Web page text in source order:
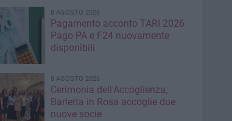
8 AGOSTO 2026
Pagamento acconto TARI 2026
Pago PA e F24 nuovamente
disponibili
8 AGOSTO 2026
Cerimonia dell'Accoglienza,
Barletta in Rosa accoglie due
nuove socie